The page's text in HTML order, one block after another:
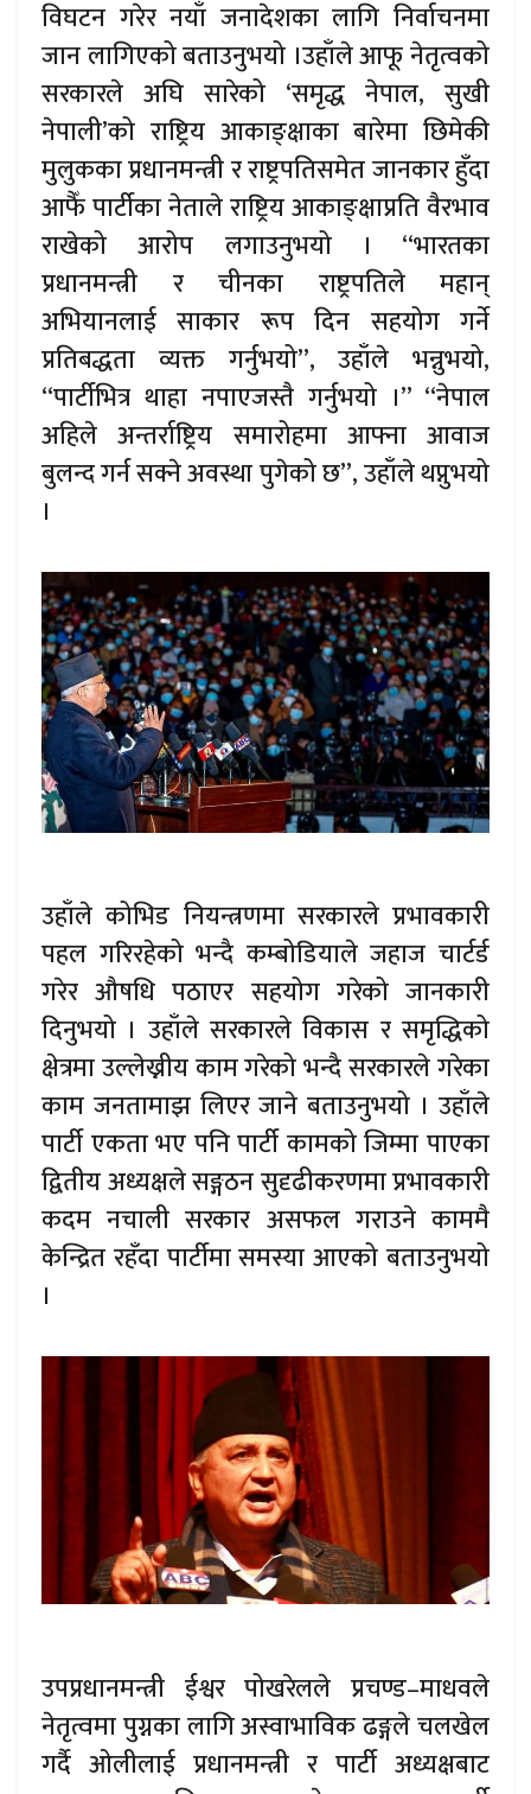
विघटन गरेर नयाँ जनादेशका लागि निर्वाचनमा
जान लागिएको बताउनुभयो ।उहाँले आफू नेतृत्वको
सरकारले अघि सारेको ‘समृद्ध नेपाल, सुखी
नेपाली’को राष्ट्रिय आकाङ्क्षाका बारेमा छिमेकी
मुलुकका प्रधानमन्त्री र राष्ट्रपतिसमेत जानकार हुँदा
आफैँ पार्टीका नेताले राष्ट्रिय आकाङ्क्षाप्रति वैरभाव
राखेको आरोप लगाउनुभयो । “भारतका
प्रधानमन्त्री र चीनका राष्ट्रपतिले महान्
अभियानलाई साकार रूप दिन सहयोग गर्ने
प्रतिबद्धता व्यक्त गर्नुभयो”, उहाँले भन्नुभयो,
“पार्टीभित्र थाहा नपाएजस्तै गर्नुभयो ।” “नेपाल
अहिले अन्तर्राष्ट्रिय समारोहमा आफ्ना आवाज
बुलन्द गर्न सक्ने अवस्था पुगेको छ”, उहाँले थप्नुभयो
।
उहाँले कोभिड नियन्त्रणमा सरकारले प्रभावकारी
पहल गरिरहेको भन्दै कम्बोडियाले जहाज चार्टर्ड
गरेर औषधि पठाएर सहयोग गरेको जानकारी
दिनुभयो । उहाँले सरकारले विकास र समृद्धिको
क्षेत्रमा उल्लेख्नीय काम गरेको भन्दै सरकारले गरेका
काम जनतामाझ लिएर जाने बताउनुभयो । उहाँले
पार्टी एकता भए पनि पार्टी कामको जिम्मा पाएका
द्वितीय अध्यक्षले सङ्गठन सुदृढीकरणमा प्रभावकारी
कदम नचाली सरकार असफल गराउने काममै
केन्द्रित रहँदा पार्टीमा समस्या आएको बताउनुभयो
।
उपप्रधानमन्त्री ईश्वर पोखरेलले प्रचण्ड–माधवले
नेतृत्वमा पुग्नका लागि अस्वाभाविक ढङ्गले चलखेल
गर्दै ओलीलाई प्रधानमन्त्री र पार्टी अध्यक्षबाट